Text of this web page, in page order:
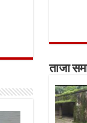
ताजा